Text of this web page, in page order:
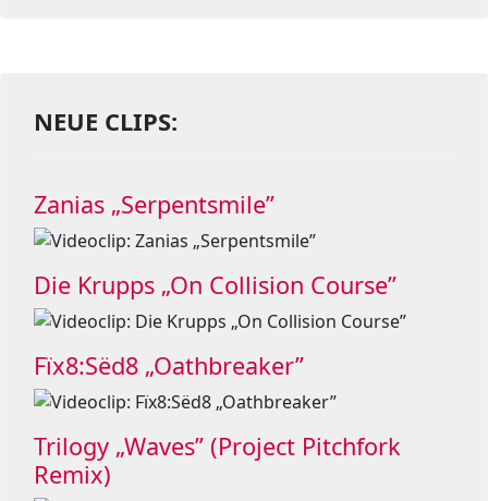
NEUE CLIPS:
Zanias „Serpentsmile”
Die Krupps „On Collision Course”
Fïx8:Sëd8 „Oathbreaker”
Trilogy „Waves” (Project Pitchfork
Remix)